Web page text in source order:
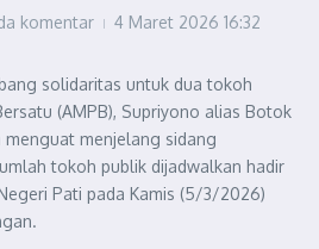
komentar 4 Maret 2026 16:32
solidaritas untuk dua tokoh
(AMPB), Supriyono alias Botok
menguat menjelang sidang
tokoh publik dijadwalkan hadir
Pati pada Kamis (5/3/2026)